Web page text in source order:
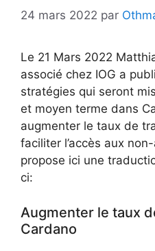
24 mars 2022 par
Le 21 Mars 2022
associé chez IOG a
stratégies qui seront
et moyen terme dans
augmenter le taux de
faciliter l’accès aux
propose ici une
ci:
Augmenter le taux
Cardano